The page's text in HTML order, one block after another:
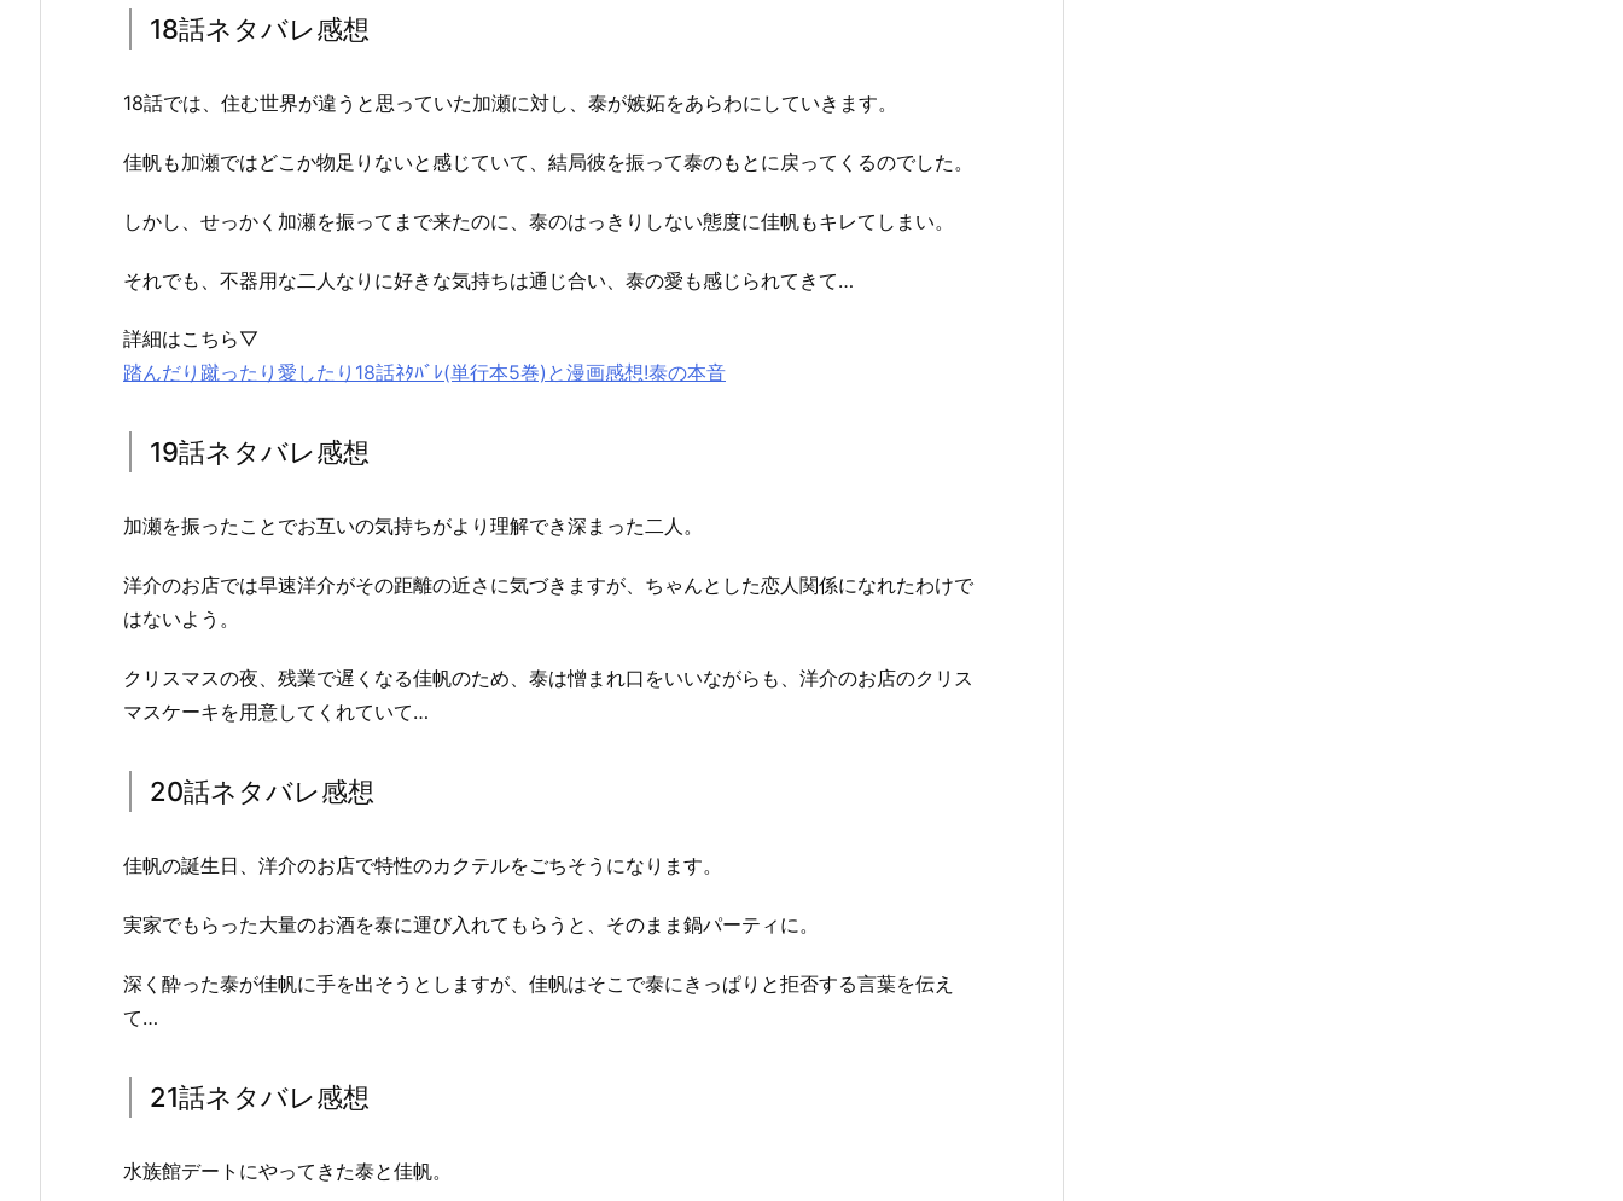
18話ネタバレ感想
18話では、住む世界が違うと思っていた加瀬に対し、泰が嫉妬をあらわにしていきます。
佳帆も加瀬ではどこか物足りないと感じていて、結局彼を振って泰のもとに戻ってくるのでした。
しかし、せっかく加瀬を振ってまで来たのに、泰のはっきりしない態度に佳帆もキレてしまい。
それでも、不器用な二人なりに好きな気持ちは通じ合い、泰の愛も感じられてきて…
詳細はこちら▽
踏んだり蹴ったり愛したり18話ﾈﾀﾊﾞﾚ(単行本5巻)と漫画感想!泰の本音
19話ネタバレ感想
加瀬を振ったことでお互いの気持ちがより理解でき深まった二人。
洋介のお店では早速洋介がその距離の近さに気づきますが、ちゃんとした恋人関係になれたわけで
はないよう。
クリスマスの夜、残業で遅くなる佳帆のため、泰は憎まれ口をいいながらも、洋介のお店のクリス
マスケーキを用意してくれていて…
20話ネタバレ感想
佳帆の誕生日、洋介のお店で特性のカクテルをごちそうになります。
実家でもらった大量のお酒を泰に運び入れてもらうと、そのまま鍋パーティに。
深く酔った泰が佳帆に手を出そうとしますが、佳帆はそこで泰にきっぱりと拒否する言葉を伝え
て…
21話ネタバレ感想
水族館デートにやってきた泰と佳帆。